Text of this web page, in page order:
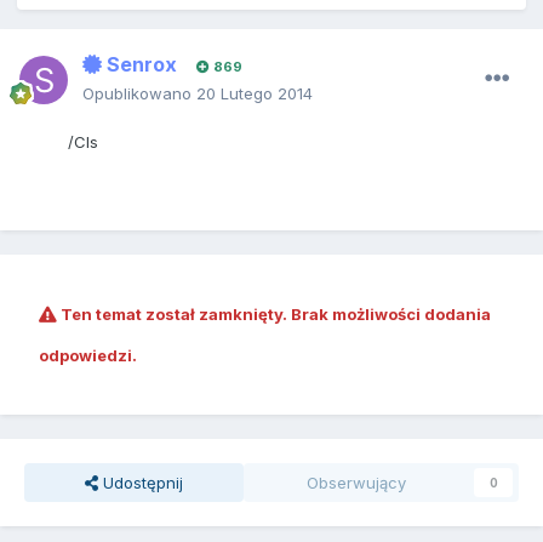
Senrox 869
Opublikowano 20 Lutego 2014
/Cls
Ten temat został zamknięty. Brak możliwości dodania
odpowiedzi.
Udostępnij Obserwujący 0